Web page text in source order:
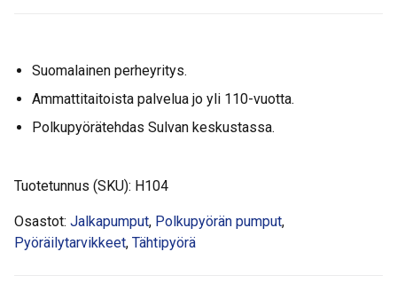
Suomalainen perheyritys.
Ammattitaitoista palvelua jo yli 110-vuotta.
Polkupyörätehdas Sulvan keskustassa.
Tuotetunnus (SKU): H104
Osastot: Jalkapumput, Polkupyörän pumput,
Pyöräilytarvikkeet, Tähtipyörä